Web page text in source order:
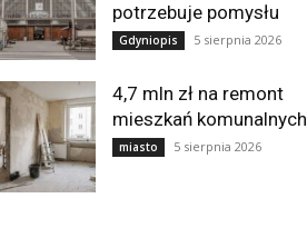
potrzebuje pomysłu
Gdyniopis 5 sierpnia 2026
4,7 mln zł na remont
mieszkań komunalnych
miasto 5 sierpnia 2026